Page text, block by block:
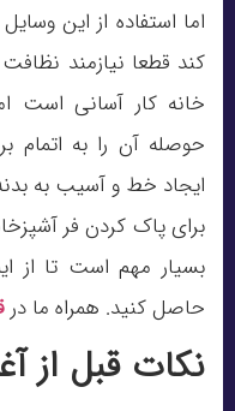
اما استفاده از این
کند قطعا نیازمند
خانه کار آسانی است
حوصله آن را به اتمام
ایجاد خط و آسیب به بدنه
برای پاک کردن فر
بسیار مهم است تا از
حاصل کنید. همراه ما در
نکات قبل از